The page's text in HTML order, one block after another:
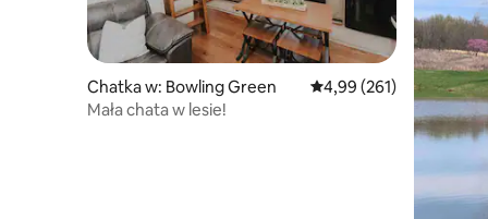
Chatka w: Bowling Green Średnia ocena: 4,99 na
4,99 (261)
Mała chata w lesie!